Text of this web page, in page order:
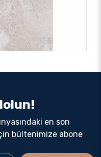
en son
bültenimize abone